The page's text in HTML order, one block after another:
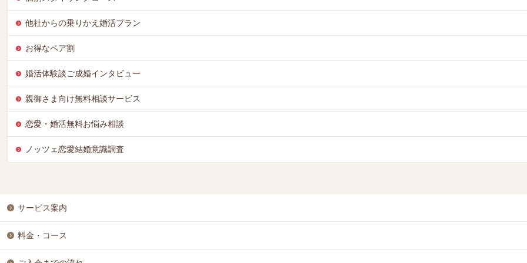
他社からの乗りかえ婚活プラン
お得なペア割
婚活体験談ご成婚インタビュー
親御さま向け無料相談サービス
恋愛・婚活無料お悩み相談
ノッツェ恋愛結婚意識調査
サービス案内
料金・コース